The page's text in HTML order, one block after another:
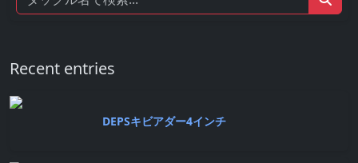
Recent entries
DEPSキビアダー4インチ